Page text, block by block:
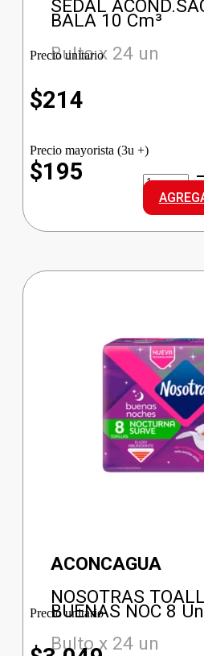
SEDAL
BALA 10 Cm³
Bulto x 24 un
Precio unitario
$214
Precio mayorista (3u +)
$195
SEDAL
CREMA-
BALA
cantidad
ACONCAGUA
NOSOTRAS
BUENAS NOC 8 Un
Bulto x 24 un
Precio unitario